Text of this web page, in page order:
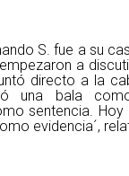
S. fue a su
a
directo a la
una bala
sentencia. Hoy
evidencia´,